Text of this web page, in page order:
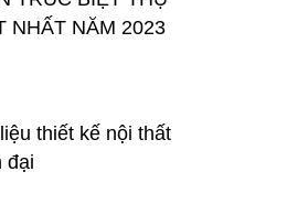
NHẤT NĂM 2023
thiết kế nội thất
đại